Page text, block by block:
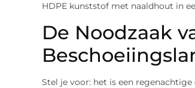
HDPE kunststof met naaldhout in
De Noodzaak
Stel je voor: het is een